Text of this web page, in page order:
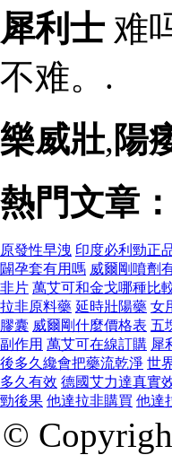
犀利士 难
不难。.
樂威壯, 陽
熱門文章：
原發性早洩 印度必利勁正
闢孕套有用嗎 威爾剛噴劑
非片 萬艾可和金戈哪種比
拉非原料藥 延時壯陽藥 女
膠囊 威爾剛什麼價格表 五
副作用 萬艾可在線訂購 犀
後多久纔會把藥流乾淨 世
多久有效 德國艾力達真實
勁後果 他達拉非購買 他達
©